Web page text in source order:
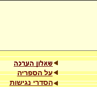
על הספריה
הסדרי נגישות